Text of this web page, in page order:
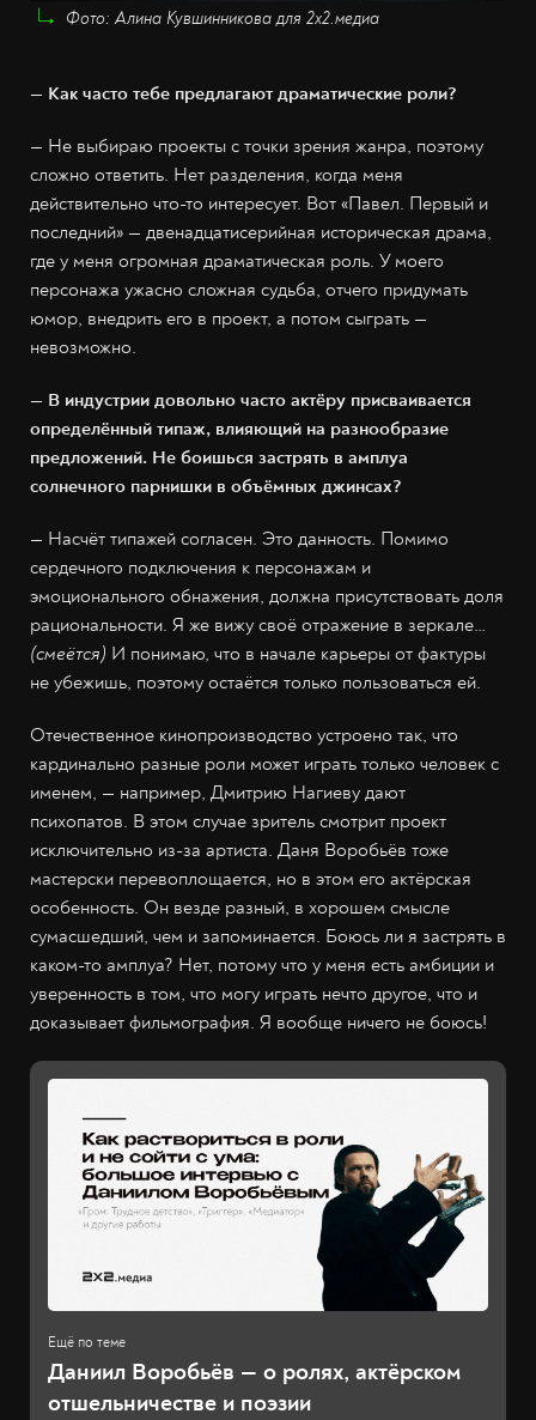
Фото: Алина Кувшинникова для 2х2.медиа
— Как часто тебе предлагают драматические роли?
— Не выбираю проекты с точки зрения жанра, поэтому
сложно ответить. Нет разделения, когда меня
действительно что-то интересует. Вот «Павел. Первый и
последний» — двенадцатисерийная историческая драма,
где у меня огромная драматическая роль. У моего
персонажа ужасно сложная судьба, отчего придумать
юмор, внедрить его в проект, а потом сыграть —
невозможно.
— В индустрии довольно часто актёру присваивается
определённый типаж, влияющий на разнообразие
предложений. Не боишься застрять в амплуа
солнечного парнишки в объёмных джинсах?
— Насчёт типажей согласен. Это данность. Помимо
сердечного подключения к персонажам и
эмоционального обнажения, должна присутствовать доля
рациональности. Я же вижу своё отражение в зеркале…
(смеётся) И понимаю, что в начале карьеры от фактуры
не убежишь, поэтому остаётся только пользоваться ей.
Отечественное кинопроизводство устроено так, что
кардинально разные роли может играть только человек с
именем, — например, Дмитрию Нагиеву дают
психопатов. В этом случае зритель смотрит проект
исключительно из-за артиста. Даня Воробьёв тоже
мастерски перевоплощается, но в этом его актёрская
особенность. Он везде разный, в хорошем смысле
сумасшедший, чем и запоминается. Боюсь ли я застрять в
каком-то амплуа? Нет, потому что у меня есть амбиции и
уверенность в том, что могу играть нечто другое, что и
доказывает фильмография. Я вообще ничего не боюсь!
Даниил Воробьёв — о ролях, актёрском
отшельничестве и поэзии